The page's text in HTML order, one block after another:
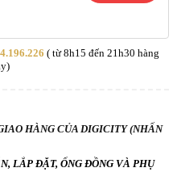
( từ 8h15 đến 21h30 hàng
HÀNG CỦA DIGICITY (NHẤN
LẮP ĐẶT, ỐNG ĐỒNG VÀ PHỤ